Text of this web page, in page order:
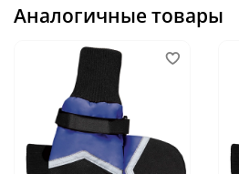
Аналогичные товары